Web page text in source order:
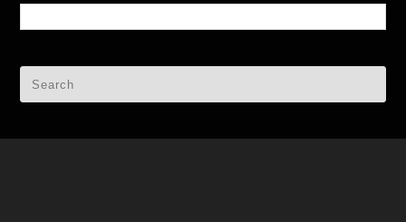
Archief